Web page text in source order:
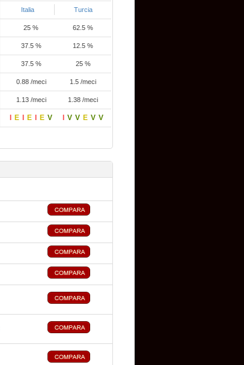
Italia Turcia
25 % 62.5 %
37.5 % 12.5 %
37.5 % 25 %
0.88 /meci 1.5 /meci
1.13 /meci 1.38 /meci
E E E V V V E V V